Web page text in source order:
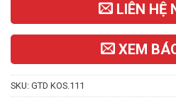
LIÊN HỆ
XEM
SKU: GTD KOS.111